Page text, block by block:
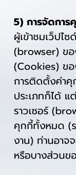
5) การจัดกา
ผู้เข้าชมเว็ปไ
(browser) ข
(Cookies) ข
การติดตั้งค่า
ประเภทก็ได้
ราวเซอร์
คุกกี้ทั้งหมด (
งาน) ท่านอาจ
หรือบางส่วนข